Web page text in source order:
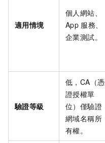
適用情境
個人網站、
App 服務、
企業測試。
驗證等級
低，CA（憑
證授權單
位）僅驗證
網域名稱所
有權。